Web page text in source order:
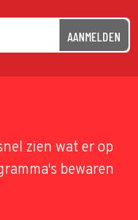
AANMELDEN
zien wat er op
bewaren